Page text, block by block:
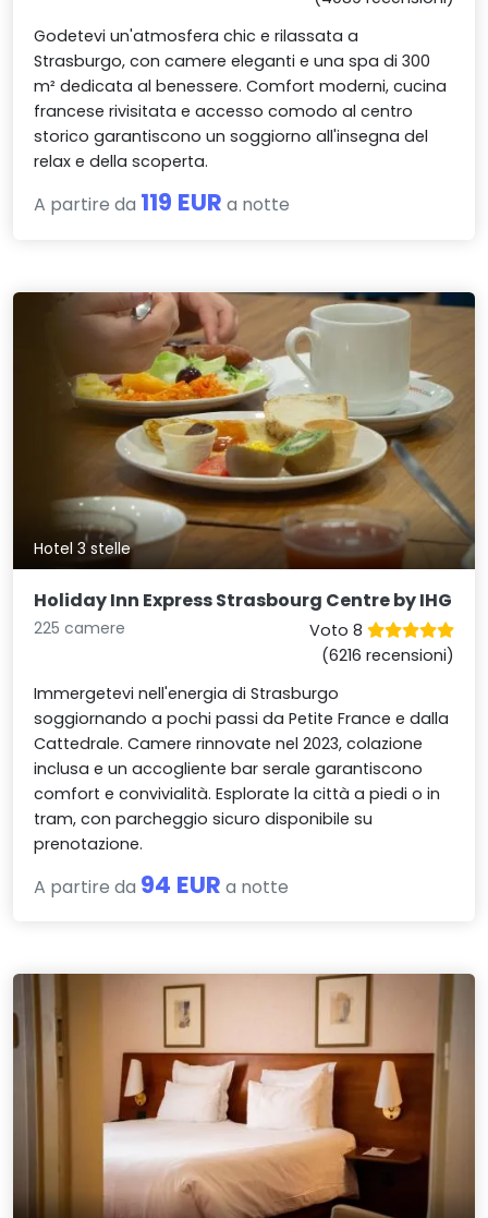
Godetevi un'atmosfera chic e rilassata a
Strasburgo, con camere eleganti e una spa di 300
m² dedicata al benessere. Comfort moderni, cucina
francese rivisitata e accesso comodo al centro
storico garantiscono un soggiorno all'insegna del
relax e della scoperta.
A partire da 119 EUR a notte
Hotel 3 stelle
Holiday Inn Express Strasbourg Centre by IHG
225 camere
Voto 8
(6216 recensioni)
Immergetevi nell'energia di Strasburgo
soggiornando a pochi passi da Petite France e dalla
Cattedrale. Camere rinnovate nel 2023, colazione
inclusa e un accogliente bar serale garantiscono
comfort e convivialità. Esplorate la città a piedi o in
tram, con parcheggio sicuro disponibile su
prenotazione.
A partire da 94 EUR a notte